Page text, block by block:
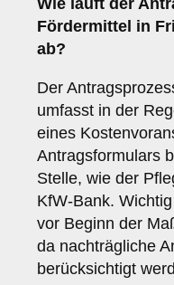
Wie läuft der
Fördermittel in
ab?
Der
umfasst in der
eines
Antragsformulars
Stelle, wie der
KfW-Bank.
vor Beginn der
da nachträgliche
berücksichtigt